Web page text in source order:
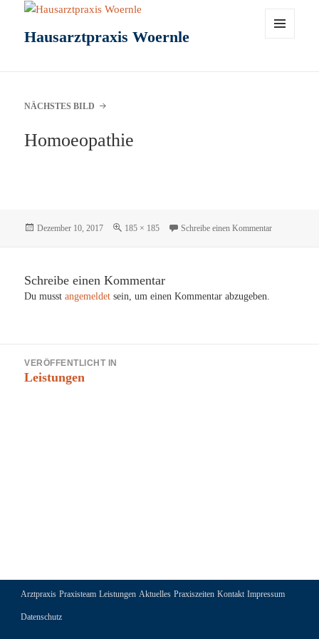
Hausarztpraxis Woernle
NÄCHSTES BILD
Homoeopathie
Veröffentlicht
Dezember 10, 2017 Originalgröße
185 × 185 Schreibe einen Kommentarzu
Schreibe einen Kommentar
Du musstangemeldet sein, um einen Kommentar abzugeben.
VERÖFFENTLICHT IN
Leistungen
Arztpraxis Praxisteam Leistungen Aktuelles Praxiszeiten Kontakt Impressum
Datenschutz